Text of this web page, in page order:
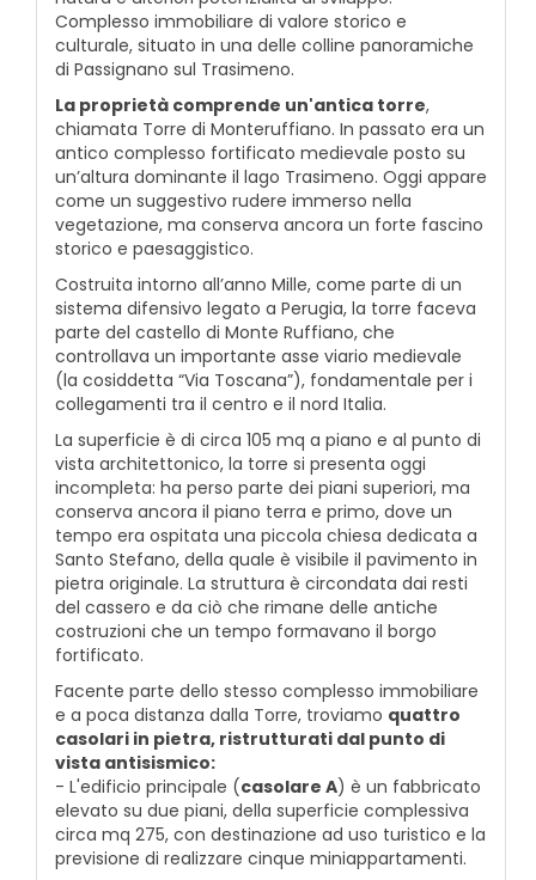
Complesso immobiliare di valore storico e
culturale, situato in una delle colline panoramiche
di Passignano sul Trasimeno.
La proprietà comprende un'antica torre,
chiamata Torre di Monteruffiano. In passato era un
antico complesso fortificato medievale posto su
un’altura dominante il lago Trasimeno. Oggi appare
come un suggestivo rudere immerso nella
vegetazione, ma conserva ancora un forte fascino
storico e paesaggistico.
Costruita intorno all’anno Mille, come parte di un
sistema difensivo legato a Perugia, la torre faceva
parte del castello di Monte Ruffiano, che
controllava un importante asse viario medievale
(la cosiddetta “Via Toscana”), fondamentale per i
collegamenti tra il centro e il nord Italia.
La superficie è di circa 105 mq a piano e al punto di
vista architettonico, la torre si presenta oggi
incompleta: ha perso parte dei piani superiori, ma
conserva ancora il piano terra e primo, dove un
tempo era ospitata una piccola chiesa dedicata a
Santo Stefano, della quale è visibile il pavimento in
pietra originale. La struttura è circondata dai resti
del cassero e da ciò che rimane delle antiche
costruzioni che un tempo formavano il borgo
fortificato.
Facente parte dello stesso complesso immobiliare
e a poca distanza dalla Torre, troviamo quattro
casolari in pietra, ristrutturati dal punto di
vista antisismico:
- L'edificio principale (casolare A) è un fabbricato
elevato su due piani, della superficie complessiva
circa mq 275, con destinazione ad uso turistico e la
previsione di realizzare cinque miniappartamenti.